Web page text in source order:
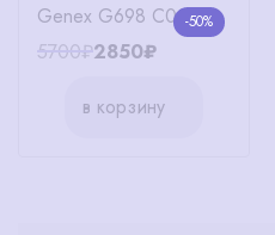
-50%
Genex G698 C005
5700₽2850₽
в корзину